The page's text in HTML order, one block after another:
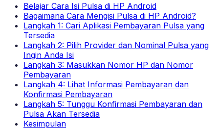
Belajar Cara Isi Pulsa di HP Android
Bagaimana Cara Mengisi Pulsa di HP Android?
Langkah 1: Cari Aplikasi Pembayaran Pulsa yang
Tersedia
Langkah 2: Pilih Provider dan Nominal Pulsa yang
Ingin Anda Isi
Langkah 3: Masukkan Nomor HP dan Nomor
Pembayaran
Langkah 4: Lihat Informasi Pembayaran dan
Konfirmasi Pembayaran
Langkah 5: Tunggu Konfirmasi Pembayaran dan
Pulsa Akan Tersedia
Kesimpulan